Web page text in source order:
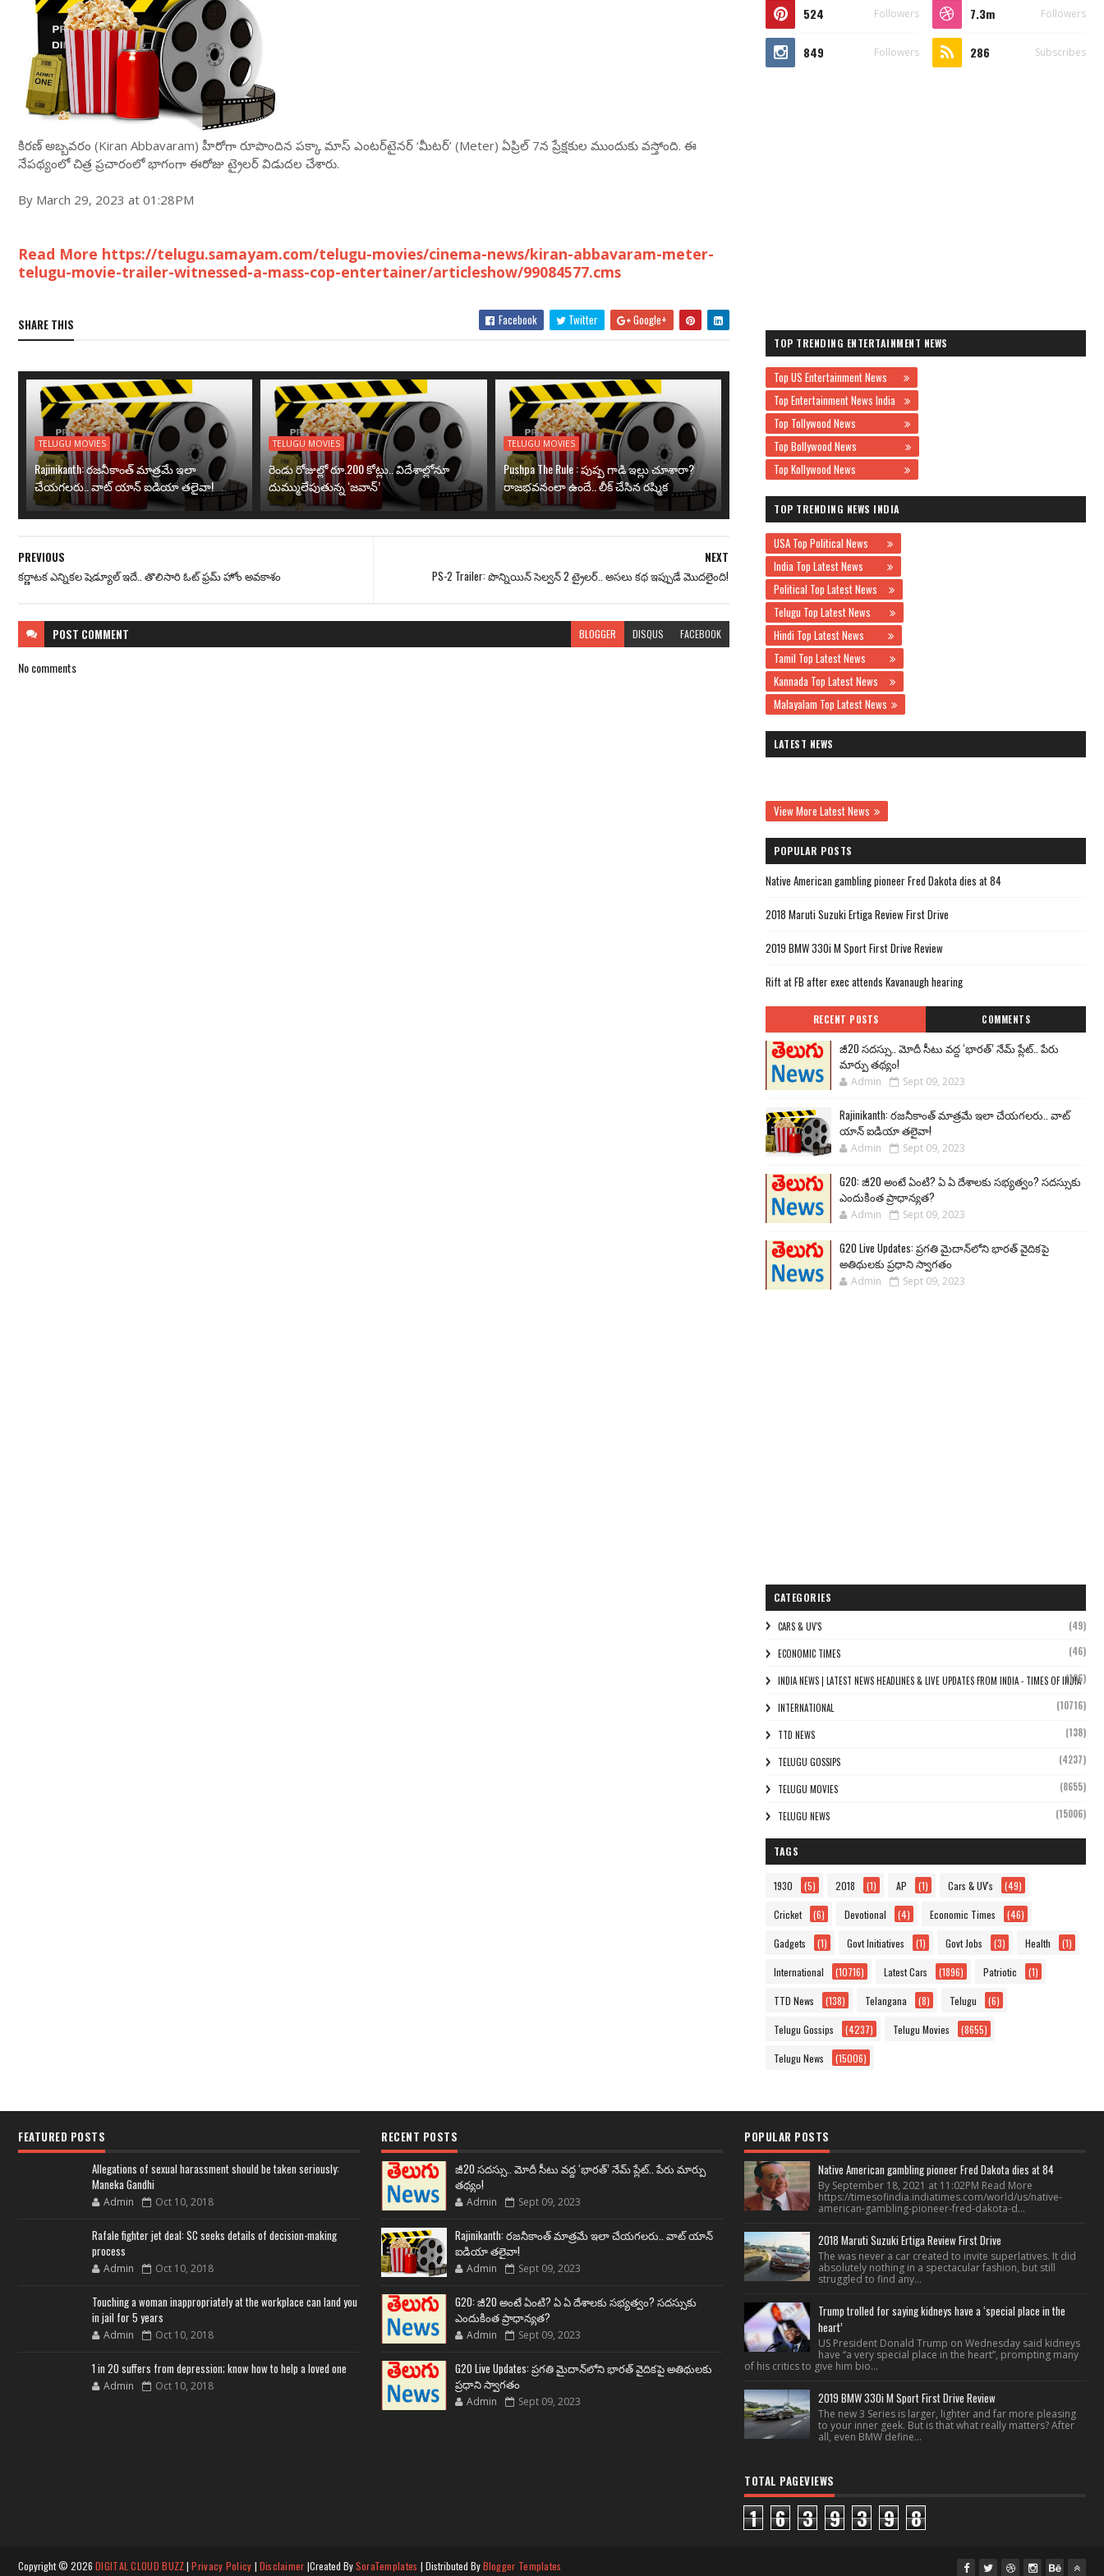
కిరణ్ అబ్బవరం (Kiran Abbavaram) హీరోగా రూపొందిన పక్కా మాస్ ఎంటర్‌టైనర్ ‘మీటర్’ (Meter) ఏప్రిల్ 7న ప్రేక్షకుల ముందుకు వస్తోంది. ఈ
నేపథ్యంలో చిత్ర ప్రచారంలో భాగంగా ఈరోజు ట్రైలర్ విడుదల చేశారు.
By March 29, 2023 at 01:28PM
Read More https://telugu.samayam.com/telugu-movies/cinema-news/kiran-abbavaram-meter-
telugu-movie-trailer-witnessed-a-mass-cop-entertainer/articleshow/99084577.cms
SHARE THIS Facebook Twitter Google+
TELUGU MOVIES
Rajinikanth: రజనీకాంత్ మాత్రమే ఇలా
చేయగలరు.. వాట్ యాన్ ఐడియా తలైవా!
TELUGU MOVIES
రెండు రోజుల్లో రూ.200 కోట్లు.. విదేశాల్లోనూ
దుమ్ములేపుతున్న ‘జవాన్’
TELUGU MOVIES
Pushpa The Rule : పుష్ప గాడి ఇల్లు చూశారా?
రాజభవనంలా ఉందే.. లీక్ చేసిన రష్మిక
NEXT
PS-2 Trailer: పొన్నియిన్ సెల్వన్ 2 ట్రైలర్.. అసలు కథ ఇప్పుడే మొదలైంది!
PREVIOUS
కర్ణాటక ఎన్నికల షెడ్యూల్ ఇదే.. తొలిసారి ఓట్ ఫ్రమ్ హోం అవకాశం
POST COMMENT BLOGGER DISQUS FACEBOOK
No comments
524 Followers 7.3m Followers
849 Followers 286 Subscribes
TOP TRENDING ENTERTAINMENT NEWS
Top US Entertainment News
Top Entertainment News India
Top Tollywood News
Top Bollywood News
Top Kollywood News
TOP TRENDING NEWS INDIA
USA Top Political News
India Top Latest News
Political Top Latest News
Telugu Top Latest News
Hindi Top Latest News
Tamil Top Latest News
Kannada Top Latest News
Malayalam Top Latest News
LATEST NEWS
View More Latest News
POPULAR POSTS
Native American gambling pioneer Fred Dakota dies at 84
2018 Maruti Suzuki Ertiga Review First Drive
2019 BMW 330i M Sport First Drive Review
Rift at FB after exec attends Kavanaugh hearing
RECENT POSTS COMMENTS
జీ20 సదస్సు.. మోదీ సీటు వద్ద ‘భారత్’ నేమ్ ప్లేట్‌.. పేరు
మార్పు తథ్యం!
Admin Sept 09, 2023
Rajinikanth: రజనీకాంత్ మాత్రమే ఇలా చేయగలరు.. వాట్
యాన్ ఐడియా తలైవా!
Admin Sept 09, 2023
G20: జీ20 అంటే ఏంటి? ఏ ఏ దేశాలకు సభ్యత్వం? సదస్సుకు
ఎందుకింత ప్రాధాన్యత?
Admin Sept 09, 2023
G20 Live Updates: ప్రగతి మైదాన్‌లోని భారత్ వైదికపై
అతిథులకు ప్రధాని స్వాగతం
Admin Sept 09, 2023
CATEGORIES
CARS & UV'S (49)
ECONOMIC TIMES (46)
INDIA NEWS | LATEST NEWS HEADLINES & LIVE UPDATES FROM INDIA - TIMES OF INDIA
(106)
INTERNATIONAL (10716)
TTD NEWS (138)
TELUGU GOSSIPS (4237)
TELUGU MOVIES (8655)
TELUGU NEWS (15006)
TAGS
1930 (5) 2018 (1) AP (1) Cars & UV's (49)
Cricket (6) Devotional (4) Economic Times (46)
Gadgets (1) Govt Initiatives (1) Govt Jobs (3) Health (1)
International (10716) Latest Cars (1896) Patriotic (1)
TTD News (138) Telangana (8) Telugu (6)
Telugu Gossips (4237) Telugu Movies (8655)
Telugu News (15006)
FEATURED POSTS
Allegations of sexual harassment should be taken seriously:
Maneka Gandhi
Admin Oct 10, 2018
Rafale fighter jet deal: SC seeks details of decision-making
process
Admin Oct 10, 2018
Touching a woman inappropriately at the workplace can land you
in jail for 5 years
Admin Oct 10, 2018
1 in 20 suffers from depression; know how to help a loved one
Admin Oct 10, 2018
RECENT POSTS
జీ20 సదస్సు.. మోదీ సీటు వద్ద ‘భారత్’ నేమ్ ప్లేట్‌.. పేరు మార్పు
తథ్యం!
Admin Sept 09, 2023
Rajinikanth: రజనీకాంత్ మాత్రమే ఇలా చేయగలరు.. వాట్ యాన్
ఐడియా తలైవా!
Admin Sept 09, 2023
G20: జీ20 అంటే ఏంటి? ఏ ఏ దేశాలకు సభ్యత్వం? సదస్సుకు
ఎందుకింత ప్రాధాన్యత?
Admin Sept 09, 2023
G20 Live Updates: ప్రగతి మైదాన్‌లోని భారత్ వైదికపై అతిథులకు
ప్రధాని స్వాగతం
Admin Sept 09, 2023
POPULAR POSTS
Native American gambling pioneer Fred Dakota dies at 84
By September 18, 2021 at 11:02PM Read More
https://timesofindia.indiatimes.com/world/us/native-
american-gambling-pioneer-fred-dakota-d...
2018 Maruti Suzuki Ertiga Review First Drive
The was never a car created to invite superlatives. It did
absolutely nothing in a spectacular fashion, but still
struggled to find any...
Trump trolled for saying kidneys have a ‘special place in the
heart’
US President Donald Trump on Wednesday said kidneys
have “a very special place in the heart”, prompting many
of his critics to give him bio...
2019 BMW 330i M Sport First Drive Review
The new 3 Series is larger, lighter and far more pleasing
to your inner geek. But is that what really matters? After
all, even BMW define...
TOTAL PAGEVIEWS
1 6 3 9 3 9 8
Copyright © 2026 DIGITAL CLOUD BUZZ|Privacy Policy | Disclaimer |Created BySoraTemplates | Distributed ByBlogger Templates